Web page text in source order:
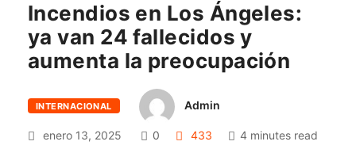
Incendios en Los Ángeles:
ya van 24 fallecidos y
aumenta la preocupación
INTERNACIONAL Admin
enero 13, 2025 0 433 4 minutes read